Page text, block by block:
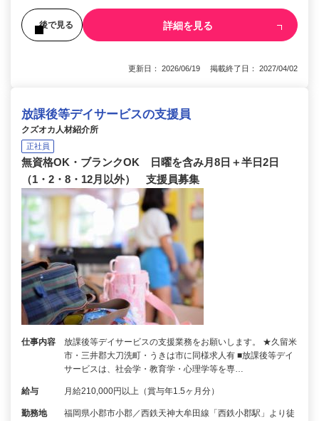
後で見る 詳細を見る
更新日： 2026/06/19 掲載終了日： 2027/04/02
放課後等デイサービスの支援員
クズオカ人材紹介所
正社員
無資格OK・ブランクOK 日曜を含み月8日＋半日2日
（1・2・8・12月以外） 支援員募集
仕事内容
放課後等デイサービスの支援業務をお願いします。 ★久留米
市・三井郡大刀洗町・うきは市に同様求人有 ■放課後等デイ
サービスは、社会学・教育学・心理学等を専…
給与 月給210,000円以上（賞与年1.5ヶ月分）
勤務地
福岡県小郡市小郡／西鉄天神大牟田線「西鉄小郡駅」より徒